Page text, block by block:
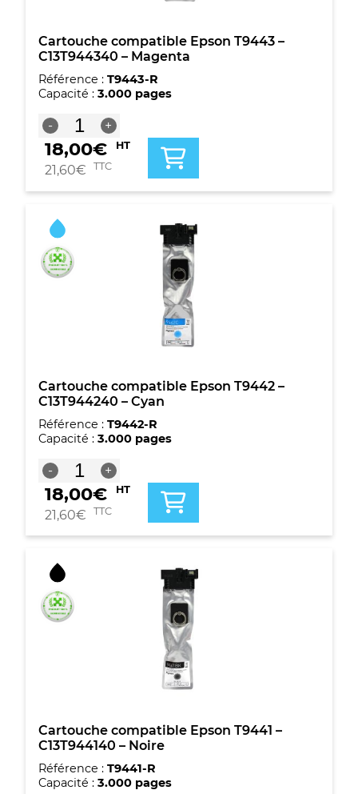
Cartouche compatible Epson T9443 –
C13T944340 – Magenta
Référence : T9443-R
Capacité : 3.000 pages
-
quantité
de
Cartouche
compatible
T9443
C13T944340
-
Magenta
+
18,00€ HT
21,60€ TTC
Cartouche compatible Epson T9442 –
C13T944240 – Cyan
Référence : T9442-R
Capacité : 3.000 pages
-
quantité
de
Cartouche
compatible
T9442
C13T944240
-
Cyan
+
18,00€ HT
21,60€ TTC
Cartouche compatible Epson T9441 –
C13T944140 – Noire
Référence : T9441-R
Capacité : 3.000 pages